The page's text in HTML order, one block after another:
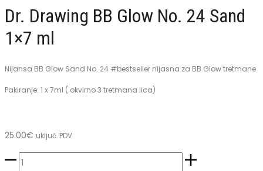
Vanilla
1
ml
No.
21
Ivory
Dr. Drawing BB Glow No. 24 Sand
1×7 ml
Nijansa BB Glow Sand No. 24 #bestseller nijasna za BB Glow tretmane
Pakiranje: 1 x 7ml ( okvirno 3 tretmana lica)
25.00€ uključ. PDV
Dr.